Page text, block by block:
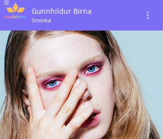
Gunnhildur Birna
Sminka